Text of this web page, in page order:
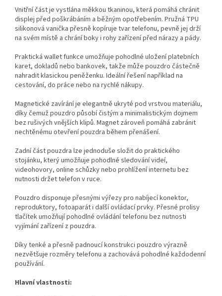
Vnitřní část je vystlána měkkou tkaninou, která pomáhá chránit
displej před poškrábáním a běžným opotřebením. Pružná TPU
silikonová vanička přesně kopíruje tvar telefonu, pevně jej drží
na svém místě a chrání boky i rohy zařízení před nárazy a pády.
Praktická wallet funkce umožňuje pohodlné uložení platebních
karet, dokladů nebo bankovek, takže může pouzdro částečně
nahradit klasickou peněženku. Ideální řešení například na
cestování, do práce nebo na rychlé nákupy.
Magnetické zavírání je elegantně ukryté pod vrstvou materiálu,
díky čemuž pouzdro působí čistým a minimalistickým dojmem
bez rušivých vnějších klipů. Magnet zároveň pomáhá zabránit
nechtěnému otevření pouzdra během přenášení.
Zadní část pouzdra lze jednoduše složit do praktického
stojánku, který umožňuje pohodlné sledování videí,
videohovory, online schůzky nebo prohlížení internetu bez
nutnosti držet telefon v ruce.
Pouzdro disponuje přesnými výřezy pro nabíjecí konektor,
reproduktory, fotoaparát i další ovládací prvky. Přesné prolisy
tlačítek umožňují pohodlné ovládání telefonu bez nutnosti
vyjímání zařízení z pouzdra.
Díky tenké a přesně padnoucí konstrukci pouzdro výrazně
nezvětšuje rozměry telefonu a zachovává pohodlné každodenní
používání.
Hlavní vlastnosti: